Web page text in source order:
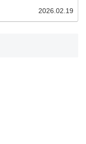
2026.02.19